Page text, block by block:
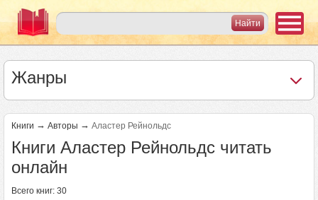
Жанры
Книги → Авторы → Аластер Рейнольдс
Книги Аластер Рейнольдс читать
онлайн
Всего книг: 30